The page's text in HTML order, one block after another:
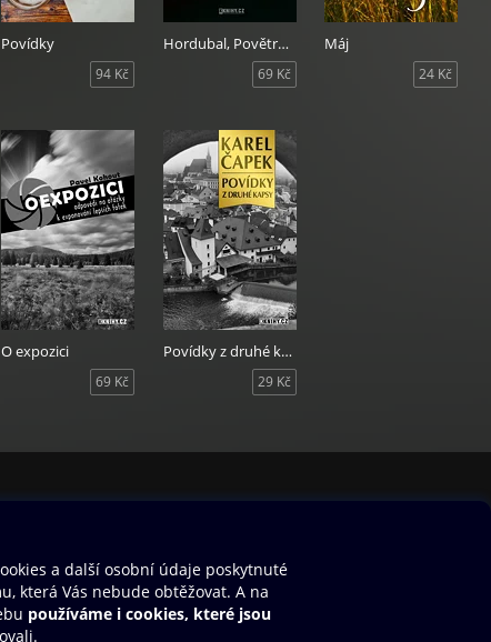
Povídky
94 Kč
Hordubal, Povětroň, Obyčejný život
69 Kč
Máj
24 Kč
O expozici
69 Kč
Povídky z druhé kapsy
29 Kč